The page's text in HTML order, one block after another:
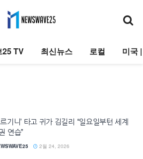
25 TV 최신뉴스 로컬 미국
르기니’ 타고 귀가 김길리 “일요일부턴 세계
연습”
2월 24, 2026